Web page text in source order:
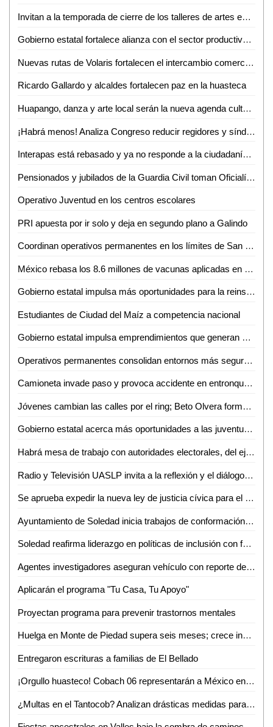
Invitan a la temporada de cierre de los talleres de artes escénicas, danza y teatro en el CeartSLP
Gobierno estatal fortalece alianza con el sector productivo para impulsar crecimiento económico
Nuevas rutas de Volaris fortalecen el intercambio comercial y turístico de San Luis Potosí
Ricardo Gallardo y alcaldes fortalecen paz en la huasteca
Huapango, danza y arte local serán la nueva agenda cultural en Ciudad Valles
¡Habrá menos! Analiza Congreso reducir regidores y síndicos; reforma entraría en vigor hasta 2030
Interapas está rebasado y ya no responde a la ciudadanía: Luis Fernando Gámez
Pensionados y jubilados de la Guardia Civil toman Oficialía Mayor por incumplimiento de aumento salarial
Operativo Juventud en los centros escolares
PRI apuesta por ir solo y deja en segundo plano a Galindo
Coordinan operativos permanentes en los límites de San Luis Potosí y Zacatecas
México rebasa los 8.6 millones de vacunas aplicadas en poco más de un mes
Gobierno estatal impulsa más oportunidades para la reinserción social de mujeres
Estudiantes de Ciudad del Maíz a competencia nacional
Gobierno estatal impulsa emprendimientos que generan más empleo
Operativos permanentes consolidan entornos más seguros en todo el estado
Camioneta invade paso y provoca accidente en entronque carretero
Jóvenes cambian las calles por el ring; Beto Olvera forma nueva generación de atletas en Valles
Gobierno estatal acerca más oportunidades a las juventudes de la región media
Habrá mesa de trabajo con autoridades electorales, del ejecutivo e instancias diversas sobre la reforma electoral en curso: Dip. Héctor Serrano Cortés
Radio y Televisión UASLP invita a la reflexión y el diálogo sobre la diversidad con la 6ª Jornada Radiofónica "Mes del Orgullo"
Se aprueba expedir la nueva ley de justicia cívica para el estado y municipios de San Luis Potosí
Ayuntamiento de Soledad inicia trabajos de conformación de segundo informe de gobierno
Soledad reafirma liderazgo en políticas de inclusión con feria nacional del empleo 2026
Agentes investigadores aseguran vehículo con reporte de robo en Tamazunchale
Aplicarán el programa "Tu Casa, Tu Apoyo"
Proyectan programa para prevenir trastornos mentales
Huelga en Monte de Piedad supera seis meses; crece incertidumbre por prendas empeñadas
Entregaron escrituras a familias de El Bellado
¡Orgullo huasteco! Cobach 06 representarán a México en Brasil
¿Multas en el Tantocob? Analizan drásticas medidas para cuidar áreas verdes